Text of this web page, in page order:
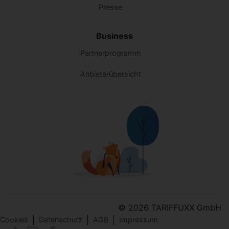
Presse
Business
Partnerprogramm
Anbieterübersicht
© 2026 TARIFFUXX GmbH
Cookies Datenschutz AGB Impressum